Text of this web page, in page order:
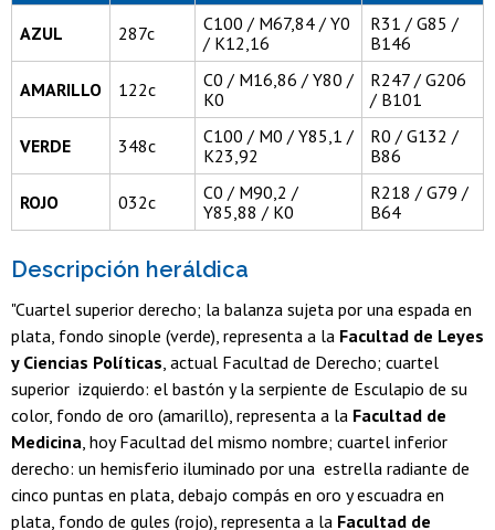
AZUL 287c
C100 / M67,84 / Y0
/ K12,16
R31 / G85 /
B146
AMARILLO 122c
C0 / M16,86 / Y80 /
K0
R247 / G206
/ B101
VERDE 348c
C100 / M0 / Y85,1 /
K23,92
R0 / G132 /
B86
ROJO 032c
C0 / M90,2 /
Y85,88 / K0
R218 / G79 /
B64
Descripción heráldica
"Cuartel superior derecho; la balanza sujeta por una espada en
plata, fondo sinople (verde), representa a la Facultad de Leyes
y Ciencias Políticas , actual Facultad de Derecho; cuartel
superior izquierdo: el bastón y la serpiente de Esculapio de su
color, fondo de oro (amarillo), representa a la Facultad de
Medicina , hoy Facultad del mismo nombre; cuartel inferior
derecho: un hemisferio iluminado por una estrella radiante de
cinco puntas en plata, debajo compás en oro y escuadra en
plata, fondo de gules (rojo), representa a la Facultad de